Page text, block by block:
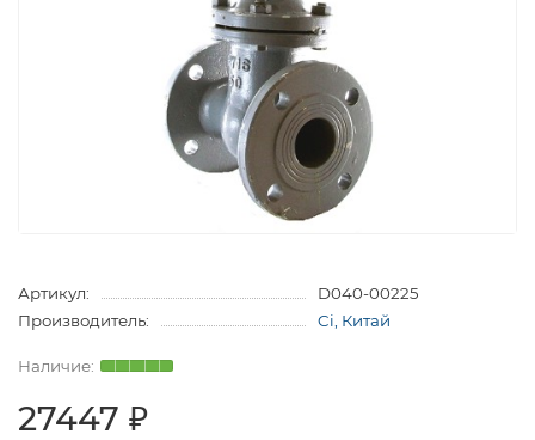
Артикул:
D040-00225
Производитель:
Ci, Китай
27447 ₽